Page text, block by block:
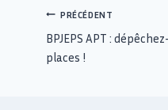
PRÉCÉDENT
BPJEPS APT :
places !